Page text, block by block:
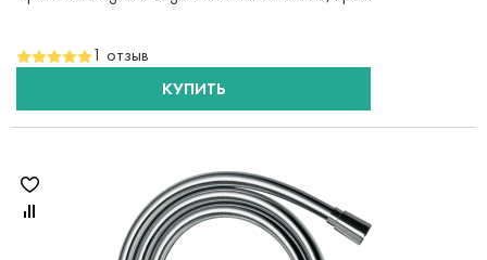
1 отзыв
КУПИТЬ